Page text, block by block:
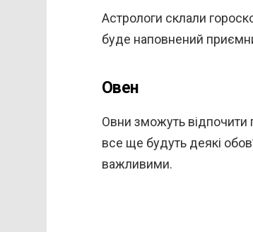
Астрологи склали
буде наповнений
Овен
Овни зможуть відпочити
все ще будуть деякі
важливими.